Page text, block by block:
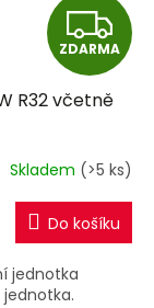
Z
D
A
R
M
A
ZDARMA
R32 včetně
Skladem (>5 ks)
Do košíku
jednotka